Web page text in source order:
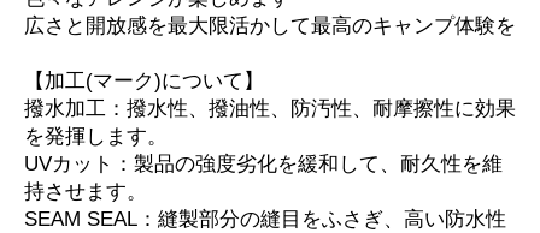
広さと開放感を最大限活かして最高のキャンプ体験を
【加工(マーク)について】
撥水加工：撥水性、撥油性、防汚性、耐摩擦性に効果
を発揮します。
UVカット：製品の強度劣化を緩和して、耐久性を維
持させます。
SEAM SEAL：縫製部分の縫目をふさぎ、高い防水性